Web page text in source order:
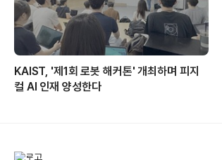
KAIST, '제1회 로봇 해커톤' 개최하며 피지
컬 AI 인재 양성한다